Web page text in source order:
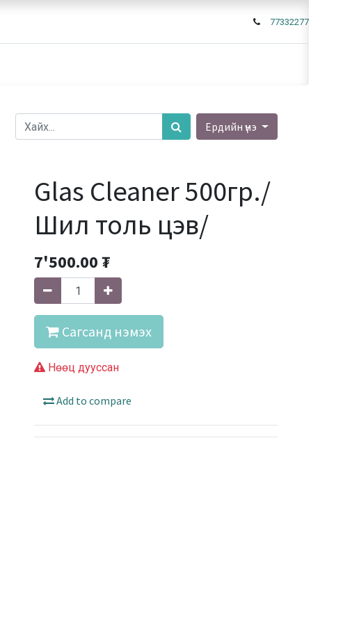
77332277
Ердийн үнэ
Glas Cleaner 500гр./
Шил толь цэв/
7'500.00₮
Сагсанд нэмэх
Нөөц дууссан
Add to compare